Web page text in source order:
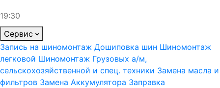
19:30
Сервис
Запись на шиномонтаж Дошиповка шин Шиномонтаж
легковой Шиномонтаж Грузовых а/м,
сельскохозяйственной и спец. техники Замена масла и
фильтров Замена Аккумулятора Заправка